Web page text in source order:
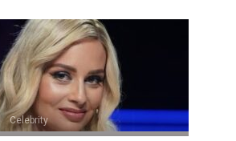
Celebrity